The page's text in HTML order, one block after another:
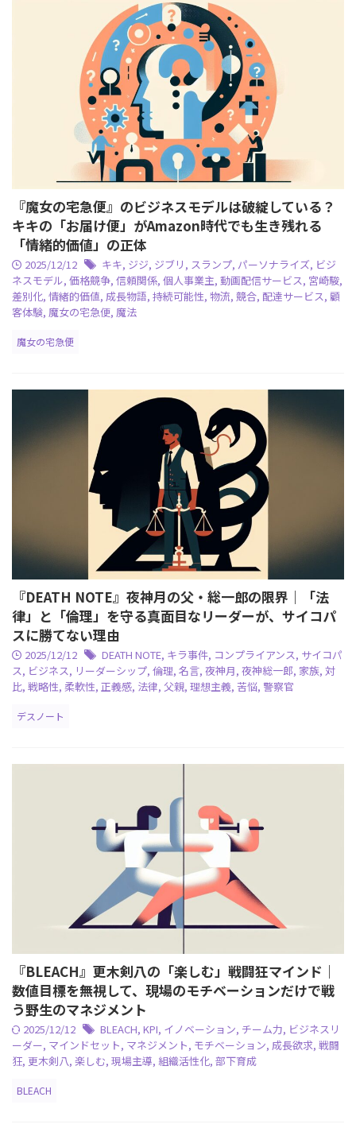
『魔女の宅急便』のビジネスモデルは破綻している？
キキの「お届け便」がAmazon時代でも生き残れる
「情緒的価値」の正体
2025/12/12 キキ, ジジ, ジブリ , スランプ, パーソナライズ, ビジ
ネスモデル, 価格競争, 信頼関係, 個人事業主, 動画配信サービス, 宮崎駿,
差別化, 情緒的価値, 成長物語, 持続可能性, 物流, 競合, 配達サービス, 顧
客体験, 魔女の宅急便, 魔法
魔女の宅急便
『DEATH NOTE』夜神月の父・総一郎の限界｜「法
律」と「倫理」を守る真面目なリーダーが、サイコパ
スに勝てない理由
2025/12/12 DEATH NOTE, キラ事件, コンプライアンス, サイコパ
ス, ビジネス, リーダーシップ, 倫理, 名言, 夜神月, 夜神総一郎, 家族, 対
比, 戦略性, 柔軟性, 正義感, 法律, 父親, 理想主義, 苦悩, 警察官
デスノート
『BLEACH』更木剣八の「楽しむ」戦闘狂マインド｜
数値目標を無視して、現場のモチベーションだけで戦
う野生のマネジメント
2025/12/12 BLEACH, KPI, イノベーション, チーム力, ビジネスリ
ーダー, マインドセット, マネジメント, モチベーション, 成長欲求, 戦闘
狂, 更木剣八, 楽しむ, 現場主導, 組織活性化, 部下育成
BLEACH